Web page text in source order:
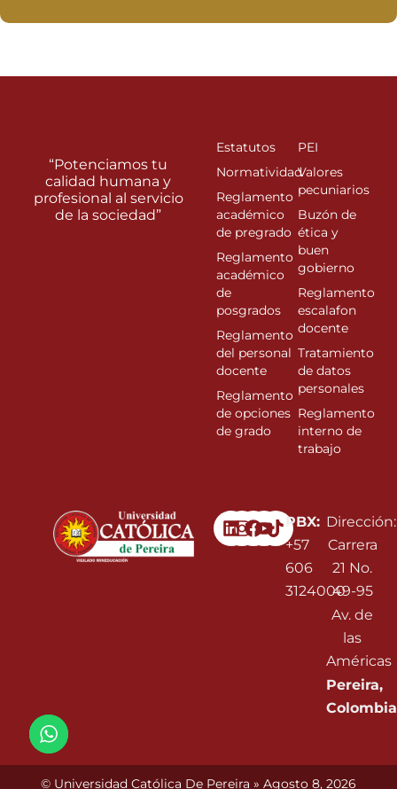
Linkedin
Instagram
Facebook
Youtube
PBX:
+57
606
3124000
Dirección:
Carrera
21 No.
49-95
Av. de
las
Américas
Pereira,
Colombia
“Potenciamos tu
calidad humana y
profesional al servicio
de la sociedad”
Estatutos
Normatividad
Reglamento
académico
de pregrado
Reglamento
académico
de
posgrados
Reglamento
del personal
docente
Reglamento
de opciones
de grado
PEI
Valores
pecuniarios
Buzón de
ética y
buen
gobierno
Reglamento
escalafon
docente
Tratamiento
de datos
personales
Reglamento
interno de
trabajo
© Universidad Católica De Pereira » Agosto 8, 2026